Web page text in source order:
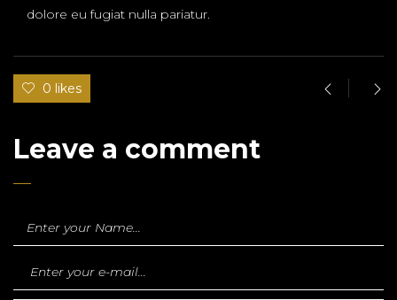
dolore eu fugiat nulla pariatur.
0 likes
Leave a comment